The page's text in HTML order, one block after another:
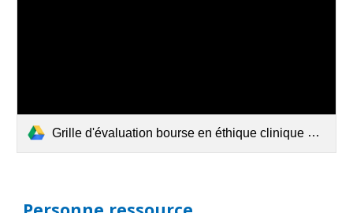
Grille d'évaluation bourse en éthique clinique et organisationnelle.pdf